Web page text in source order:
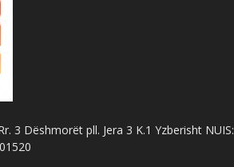
3 Dëshmorët pll. Jera 3 K.1 Yzberisht NUIS: